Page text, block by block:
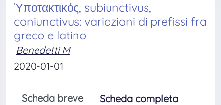
Ὑποτακτικός, subiunctivus,
coniunctivus: variazioni di prefissi fra
greco e latino
Benedetti M
2020-01-01
Scheda breve
Scheda completa